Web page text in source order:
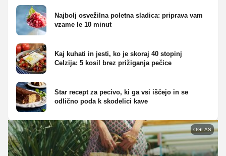
Najbolj osvežilna poletna sladica: priprava vam
vzame le 10 minut
Kaj kuhati in jesti, ko je skoraj 40 stopinj
Celzija: 5 kosil brez prižiganja pečice
Star recept za pecivo, ki ga vsi iščejo in se
odlično poda k skodelici kave
OGLAS